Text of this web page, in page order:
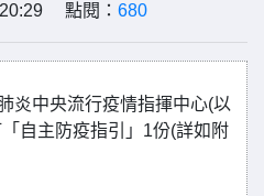
點閱： 680
炎中央流行疫情指揮中心(以
自主防疫指引」1份(詳如附